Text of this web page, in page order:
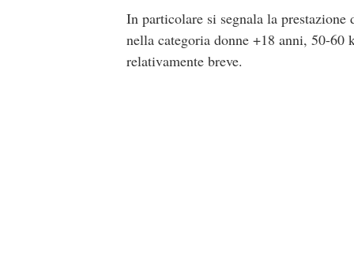
In particolare si segnala la
nella categoria donne +18 anni, 50-60
relativamente breve.